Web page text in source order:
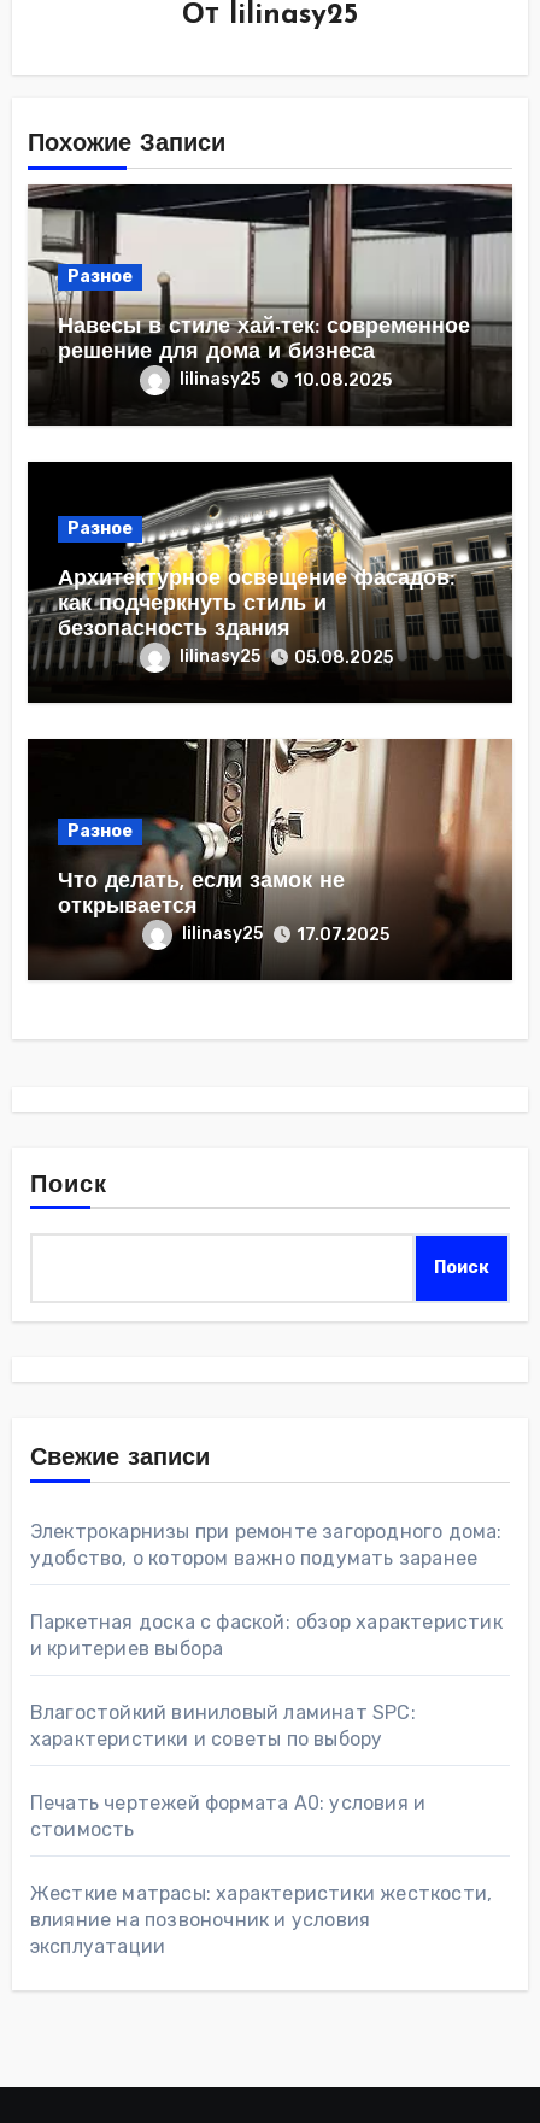
От lilinasy25
Похожие Записи
Разное
Навесы в стиле хай-тек: современное
решение для дома и бизнеса
lilinasy25 10.08.2025
Разное
Архитектурное освещение фасадов:
как подчеркнуть стиль и
безопасность здания
lilinasy25 05.08.2025
Разное
Что делать, если замок не
открывается
lilinasy25 17.07.2025
Поиск
Поиск
Свежие записи
Электрокарнизы при ремонте загородного дома:
удобство, о котором важно подумать заранее
Паркетная доска с фаской: обзор характеристик
и критериев выбора
Влагостойкий виниловый ламинат SPC:
характеристики и советы по выбору
Печать чертежей формата А0: условия и
стоимость
Жесткие матрасы: характеристики жесткости,
влияние на позвоночник и условия
эксплуатации